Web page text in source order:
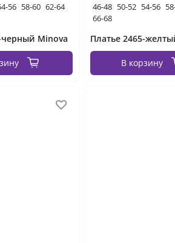
56 58-60 62-64
черный Minova
46-48 50-52 54-56
66-68
Платье 2465-
В корзину